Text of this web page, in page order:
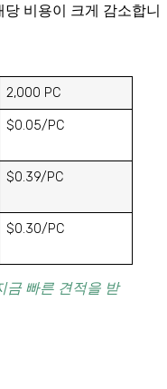
비용이 크게 감소합니
2,000 PC
$0.05/PC
$0.39/PC
$0.30/PC
금 빠른 견적을 받